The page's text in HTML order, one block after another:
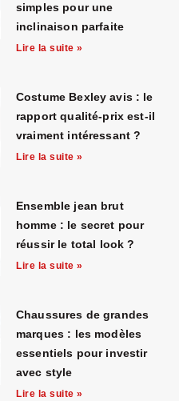
simples pour une
inclinaison parfaite
Lire la suite »
Costume Bexley avis : le
rapport qualité-prix est-il
vraiment intéressant ?
Lire la suite »
Ensemble jean brut
homme : le secret pour
réussir le total look ?
Lire la suite »
Chaussures de grandes
marques : les modèles
essentiels pour investir
avec style
Lire la suite »